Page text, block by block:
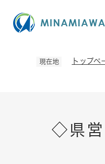
現在地 トップペ
◇県営